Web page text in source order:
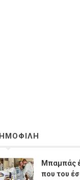
Μπαμπάς
που του